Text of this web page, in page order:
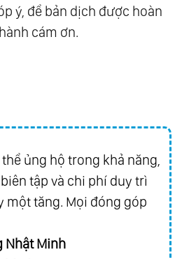
Tâm - Osho Pdf
Sống Như Người Nhật
Con Đường Đến Hạnh
Phí Level 4,5,6 Pdf
Thiên Học Pdf
Nhiên Châu Á Pdf
Mất Tâm Pdf
Kí Pdf
ý, để bản dịch được hoàn
cám ơn.
ủng hộ trong khả năng,
tập và chi phí duy trì
một tăng. Mọi đóng góp
Nhật Minh